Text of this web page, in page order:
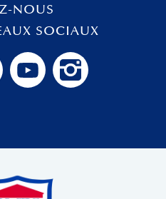
NOUS
SOCIAUX